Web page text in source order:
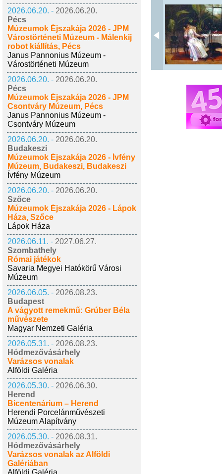
2026.06.20. - 2026.06.20.
Pécs
Múzeumok Éjszakája 2026 - JPM
Várostörténeti Múzeum - Málenkij
robot kiállítás, Pécs
Janus Pannonius Múzeum -
Várostörténeti Múzeum
2026.06.20. - 2026.06.20.
Pécs
Múzeumok Éjszakája 2026 - JPM
Csontváry Múzeum, Pécs
Janus Pannonius Múzeum -
Csontváry Múzeum
2026.06.20. - 2026.06.20.
Budakeszi
Múzeumok Éjszakája 2026 - Ívfény
Múzeum, Budakeszi, Budakeszi
Ívfény Múzeum
2026.06.20. - 2026.06.20.
Szőce
Múzeumok Éjszakája 2026 - Lápok
Háza, Szőce
Lápok Háza
2026.06.11. - 2027.06.27.
Szombathely
Római játékok
Savaria Megyei Hatókörű Városi
Múzeum
2026.06.05. - 2026.08.23.
Budapest
A vágyott remekmű: Grúber Béla
művészete
Magyar Nemzeti Galéria
2026.05.31. - 2026.08.23.
Hódmezővásárhely
Varázsos vonalak
Alföldi Galéria
2026.05.30. - 2026.06.30.
Herend
Bicentenárium – Herend
Herendi Porcelánművészeti
Múzeum Alapítvány
2026.05.30. - 2026.08.31.
Hódmezővásárhely
Varázsos vonalak az Alföldi
Galériában
Alföldi Galéria